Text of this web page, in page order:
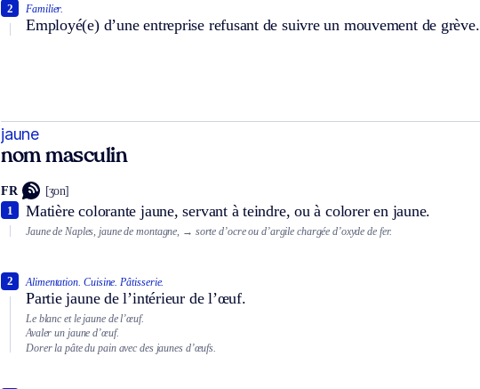
Familier.
Employé(e) d’une entreprise refusant de suivre un mouvement de grève.
2
jaune
nom masculin
FR [ʒon]
Matière colorante jaune, servant à teindre, ou à colorer en jaune.
1
Jaune de Naples, jaune de montagne, → sorte d’ocre ou d’argile chargée d’oxyde de fer.
Alimentation. Cuisine. Pâtisserie.
Partie jaune de l’intérieur de l’œuf.
2
Le blanc et le jaune de l’œuf.
Avaler un jaune d’œuf.
Dorer la pâte du pain avec des jaunes d’œufs.